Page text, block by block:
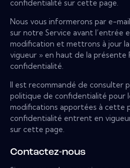
confidentialité sur cette page.
Nous vous informerons par e-
sur notre Service avant l’entrée
modification et mettrons à jour
vigueur » en haut de la présente
confidentialité.
Il est recommandé de consulter
politique de confidentialité pour
modifications apportées à cette
confidentialité entrent en
sur cette page.
Contactez-nous